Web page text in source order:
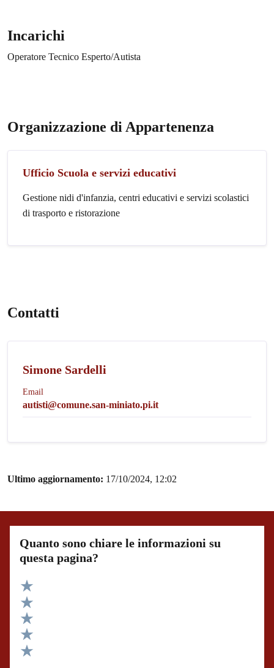
Incarichi
Operatore Tecnico Esperto/Autista
Organizzazione di Appartenenza
Ufficio Scuola e servizi educativi
Gestione nidi d'infanzia, centri educativi e servizi scolastici
di trasporto e ristorazione
Contatti
Simone Sardelli
Email
autisti@comune.san-miniato.pi.it
Ultimo aggiornamento: 17/10/2024, 12:02
Quanto sono chiare le informazioni su
questa pagina?
Valuta 5 stelle su 5
Valuta 4 stelle su 5
Valuta 3 stelle su 5
Valuta 2 stelle su 5